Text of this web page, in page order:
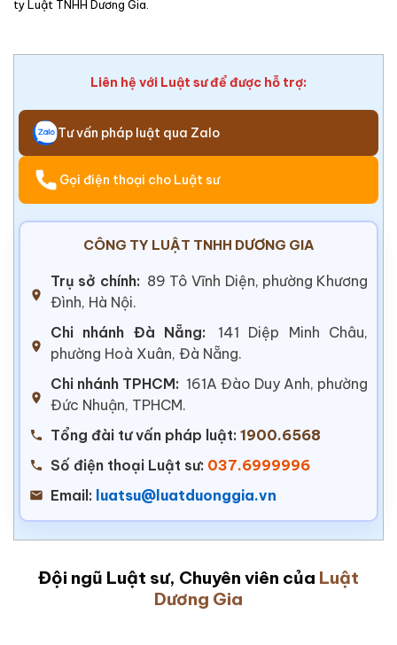
ty Luật TNHH Dương Gia.
Liên hệ với Luật sư để được hỗ trợ:
Tư vấn pháp luật qua Zalo
Gọi điện thoại cho Luật sư
CÔNG TY LUẬT TNHH DƯƠNG GIA
Trụ sở chính: 89 Tô Vĩnh Diện, phường Khương
Đình, Hà Nội.
Chi nhánh Đà Nẵng:
141 Diệp Minh Châu,
phường Hoà Xuân, Đà Nẵng.
Chi nhánh TPHCM: 161A Đào Duy Anh, phường
Đức Nhuận, TPHCM.
Tổng đài tư vấn pháp luật: 1900.6568
Số điện thoại Luật sư: 037.6999996
Email: luatsu@luatduonggia.vn
Đội ngũ Luật sư, Chuyên viên của Luật
Dương Gia